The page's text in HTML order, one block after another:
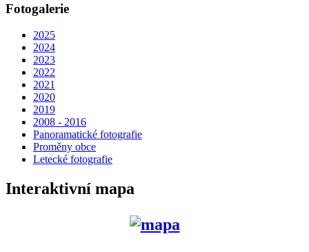
Fotogalerie
2025
2024
2023
2022
2021
2020
2019
2008 - 2016
Panoramatické fotografie
Proměny obce
Letecké fotografie
Interaktivní mapa